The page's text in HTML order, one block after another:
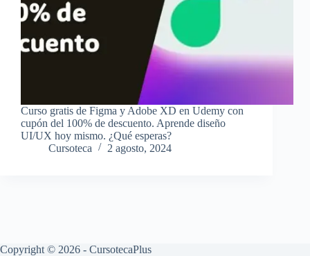
Curso gratis de Figma y Adobe XD en Udemy con
cupón del 100% de descuento. Aprende diseño
UI/UX hoy mismo. ¿Qué esperas?
Cursoteca
2 agosto, 2024
Copyright © 2026 - CursotecaPlus